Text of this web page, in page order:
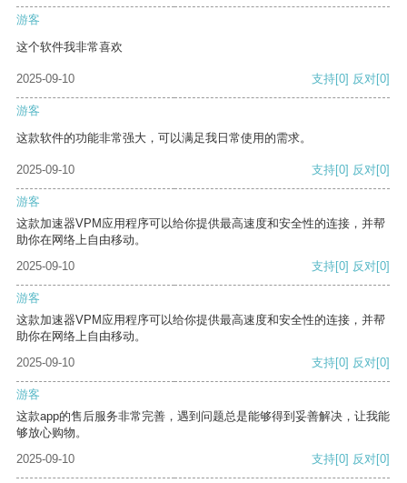
游客
这个软件我非常喜欢
2025-09-10 支持[0] 反对[0]
游客
这款软件的功能非常强大，可以满足我日常使用的需求。
2025-09-10 支持[0] 反对[0]
游客
这款加速器VPM应用程序可以给你提供最高速度和安全性的连接，并帮
助你在网络上自由移动。
2025-09-10
支持[0] 反对[0]
游客
这款加速器VPM应用程序可以给你提供最高速度和安全性的连接，并帮
助你在网络上自由移动。
2025-09-10
支持[0] 反对[0]
游客
这款app的售后服务非常完善，遇到问题总是能够得到妥善解决，让我能
够放心购物。
2025-09-10
支持[0] 反对[0]